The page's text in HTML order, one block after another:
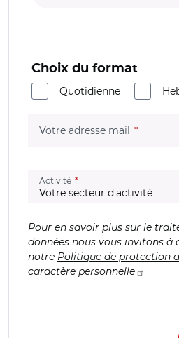
Choix du format
Quotidienne
Votre adresse mail (champ
Activité (champ obligatoire)
Pour en savoir plus sur le
données nous vous invitons à
notre Politique de protection
caractère personnelle